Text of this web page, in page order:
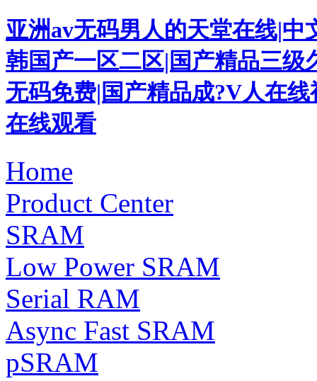
亚洲av无码男人的天堂在线|
韩国产一区二区|国产精品三级
无码免费|国产精品成?V人在
在线观看
Home
Product Center
SRAM
Low Power SRAM
Serial RAM
Async Fast SRAM
pSRAM